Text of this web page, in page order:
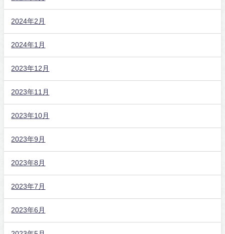
2024年2月
2024年1月
2023年12月
2023年11月
2023年10月
2023年9月
2023年8月
2023年7月
2023年6月